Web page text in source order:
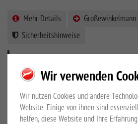
Mehr Details
Großewinkelmann
Sicherheitshinweise
PRODUKTBESCHREIBUNG
schwenkbar, 1200 - 2300 mm
Unsere schwenkbare Erfrischung! Die
Wir verwenden
Wir nutzen Cookies und andere
Website. Einige von ihnen sind
helfen, diese Website und Ihre